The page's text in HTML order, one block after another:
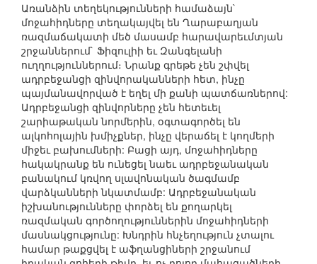
Առանձին տեղեկությունների համաձայն`
մոջահիդները տեղակայվել են Ղարաբաղյան
ռազմաճակատի մեծ մասամբ հարավարեւմտյան
շրջաններում` Ֆիզուլիի եւ Զանգելանի
ուղղություններում։ Նրանք գրեթե չեն շփվել
ադրբեջանցի զինվորականների հետ, ինչը
պայմանավորված է եղել մի քանի պատճառներով:
Ադրբեջանցի զինվորները չեն հետեւել
շարիաթական նորմերին, օգտագործել են
ալկոհոլային խմիչքներ, ինչը վերաճել է կողմերի
միջեւ բախումների: Բացի այդ, մոջահիդները
հակակրանք են ունեցել նաեւ ադրբեջանական
բանակում կռվող սլավոնական ծագմամբ
վարձկանների նկատմամբ: Ադրբեջանական
իշխանությունները փորձել են քողարկել
ռազմական գործողություններին մոջահիդների
մասնակցությունը: Խնդրին հնչեղություն չտալու
համար թաքցվել է աֆղանցիների շրջանում